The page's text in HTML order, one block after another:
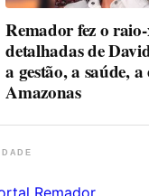
Remador fez o
detalhadas de
a gestão, a saúde,
Amazonas